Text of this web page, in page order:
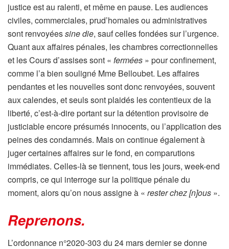
justice est au ralenti, et même en pause. Les audiences
civiles, commerciales, prud’homales ou administratives
sont renvoyéessine die, sauf celles fondées sur l’urgence.
Quant aux affaires pénales, les chambres correctionnelles
et les Cours d’assises sont « fermées » pour confinement,
comme l’a bien souligné Mme Belloubet. Les affaires
pendantes et les nouvelles sont donc renvoyées, souvent
aux calendes, et seuls sont plaidés les contentieux de la
liberté, c’est-à-dire portant sur la détention provisoire de
justiciable encore présumés innocents, ou l’application des
peines des condamnés. Mais on continue également à
juger certaines affaires sur le fond, en comparutions
immédiates. Celles-là se tiennent, tous les jours, week-end
compris, ce qui interroge sur la politique pénale du
moment, alors qu’on nous assigne à « rester chez [n]ous ».
Reprenons.
L’ordonnance n°2020-303 du 24 mars dernier se donne